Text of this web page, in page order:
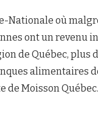
Nationale où
ont un revenu
de Québec, plus
alimentaires
de Moisson Québec.